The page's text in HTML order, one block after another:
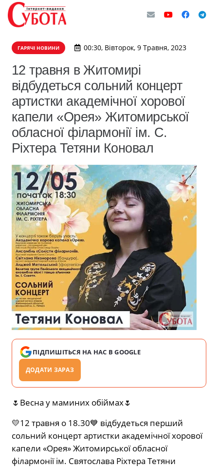
ГАРЯЧІ НОВИНИ 00:30, Вівторок, 9 Травня, 2023
12 травня в Житомирі
відбудеться сольний концерт
артистки академічної хорової
капели «Орея» Житомирської
обласної філармонії ім. С.
Ріхтера Тетяни Коновал
ПІДПИШІТЬСЯ НА НАС В GOOGLE
ДОДАТИ ЗАРАЗ
🌷Весна у маминих обіймах🌷
💛12 травня о 18.30💙 відбудеться перший
сольний концерт артистки академічної хорової
капели «Орея» Житомирської обласної
філармонії ім. Святослава Ріхтера Тетяни